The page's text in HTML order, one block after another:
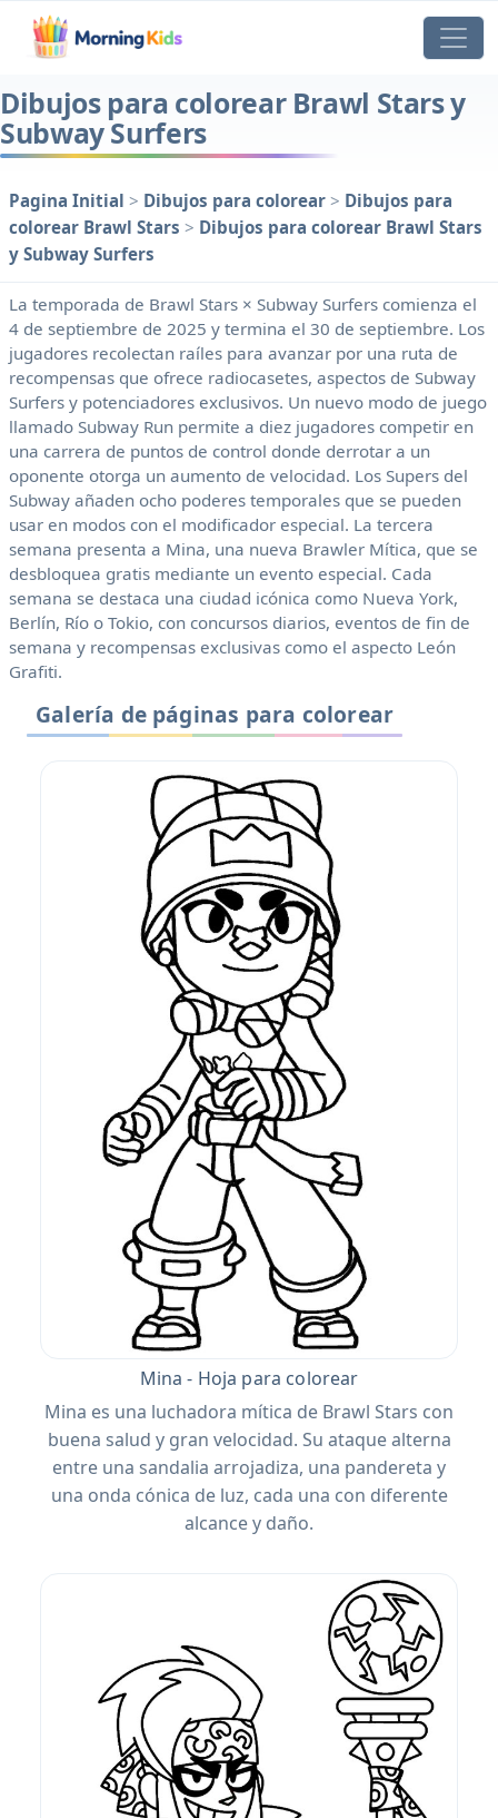
Dibujos para colorear Brawl Stars y
Subway Surfers
Pagina Initial > Dibujos para colorear > Dibujos para
colorear Brawl Stars > Dibujos para colorear Brawl Stars
y Subway Surfers
La temporada de Brawl Stars × Subway Surfers comienza el
4 de septiembre de 2025 y termina el 30 de septiembre. Los
jugadores recolectan raíles para avanzar por una ruta de
recompensas que ofrece radiocasetes, aspectos de Subway
Surfers y potenciadores exclusivos. Un nuevo modo de juego
llamado Subway Run permite a diez jugadores competir en
una carrera de puntos de control donde derrotar a un
oponente otorga un aumento de velocidad. Los Supers del
Subway añaden ocho poderes temporales que se pueden
usar en modos con el modificador especial. La tercera
semana presenta a Mina, una nueva Brawler Mítica, que se
desbloquea gratis mediante un evento especial. Cada
semana se destaca una ciudad icónica como Nueva York,
Berlín, Río o Tokio, con concursos diarios, eventos de fin de
semana y recompensas exclusivas como el aspecto León
Grafiti.
Galería de páginas para colorear
Mina - Hoja para colorear
Mina es una luchadora mítica de Brawl Stars con
buena salud y gran velocidad. Su ataque alterna
entre una sandalia arrojadiza, una pandereta y
una onda cónica de luz, cada una con diferente
alcance y daño.